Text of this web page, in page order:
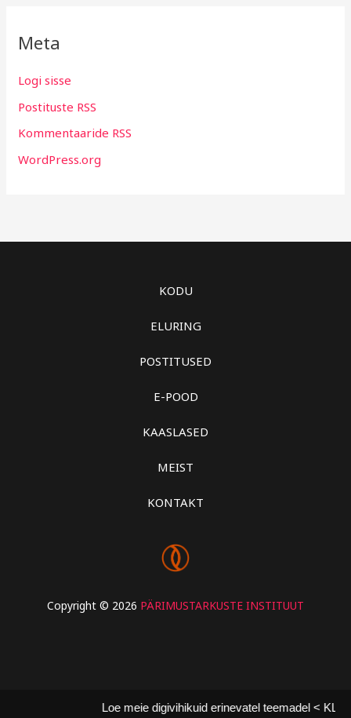
Meta
Logi sisse
Postituste RSS
Kommentaaride RSS
WordPress.org
KODU
ELURING
POSTITUSED
E-POOD
KAASLASED
MEIST
KONTAKT
Copyright © 2026 PÄRIMUSTARKUSTE INSTITUUT
Loe meie digivihikuid erinevatel teemadel < KLIKI